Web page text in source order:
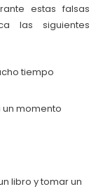
estas falsas
las siguientes
tiempo
un momento
libro y tomar un